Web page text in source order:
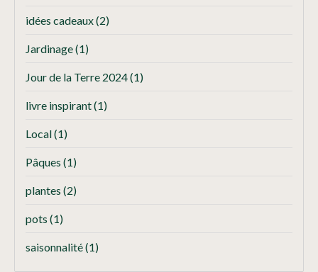
idées cadeaux(2)
Jardinage(1)
Jour de la Terre 2024(1)
livre inspirant(1)
Local(1)
Pâques (1)
plantes (2)
pots (1)
saisonnalité(1)